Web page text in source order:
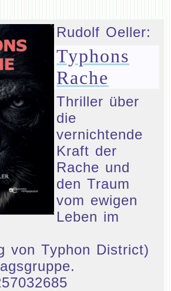
Rudolf Oeller:
Typhons
Rache
Thriller über
die
vernichtende
Kraft der
Rache und
den Traum
vom ewigen
Leben im
von Typhon District)